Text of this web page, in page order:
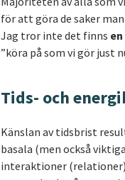
för att göra de saker
Jag tror inte det finns en
”köra på som vi gör just
Tids- och
Känslan av tidsbrist
basala (men också
interaktioner